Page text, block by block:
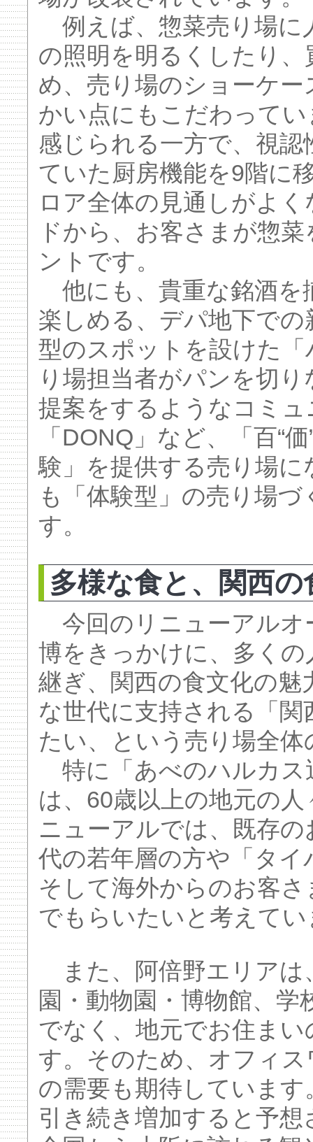
例えば、惣菜売り場に
の照明を明るくしたり
め、売り場のショーケ
かい点にもこだわって
感じられる一方で、視
ていた厨房機能を9階に
ロア全体の見通しがよ
ドから、お客さまが惣
ントです。
他にも、貴重な銘酒を
楽しめる、デパ地下で
型のスポットを設けた
り場担当者がパンを切
提案をするようなコミ
「DONQ」など、「百“
験」を提供する売り場
も「体験型」の売り場
す。
多様な食と、関西
今回のリニューアルオ
博をきっかけに、多く
継ぎ、関西の食文化の
な世代に支持される「
たい、という売り場全
特に「あべのハルカス
は、60歳以上の地元の
ニューアルでは、既存
代の若年層の方や「タ
そして海外からのお客
でもらいたいと考えて
また、阿倍野エリアは
園・動物園・博物館、
でなく、地元でお住ま
す。そのため、オフィ
の需要も期待していま
引き続き増加すると予